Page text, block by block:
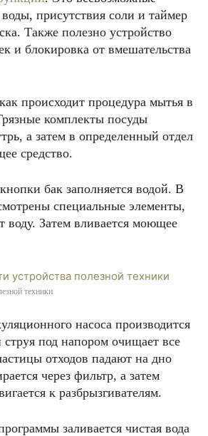
воды, присутствия соли и таймер
Также полезно устройство
и блокировка от вмешательства
происходит процедура мытья в
комплекты посуды
а затем в определенный отдел
средство.
бак заполняется водой. В
специальные элементы,
воду. Затем вливается моющее
техники
насоса производится
струя под напором очищает все
отходов падают на дно
через фильтр, а затем
к разбрызгивателям.
заливается чистая вода